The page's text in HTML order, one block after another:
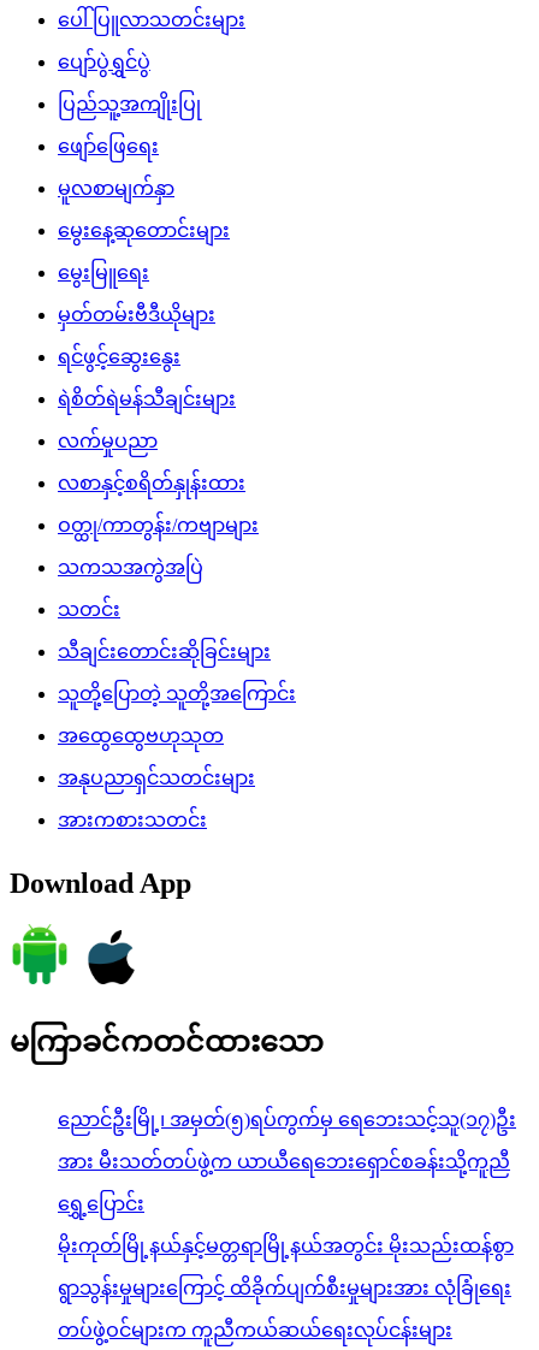
ပေါ်ပြူလာသတင်းများ
ပျော်ပွဲရွှင်ပွဲ
ပြည်သူ့အကျိုးပြု
ဖျော်ဖြေရေး
မူလစာမျက်နှာ
မွေးနေ့ဆုတောင်းများ
မွေးမြူရေး
မှတ်တမ်းဗီဒီယိုများ
ရင်ဖွင့်ဆွေးနွေး
ရဲစိတ်ရဲမန်သီချင်းများ
လက်မှုပညာ
လစာနှင့်စရိတ်နှုန်းထား
ဝတ္ထု/ကာတွန်း/ကဗျာများ
သကသအကွဲအပြဲ
သတင်း
သီချင်းတောင်းဆိုခြင်းများ
သူတို့ပြောတဲ့ သူတို့အကြောင်း
အထွေထွေဗဟုသုတ
အနုပညာရှင်သတင်းများ
အားကစားသတင်း
Download App
မကြာခင်ကတင်ထားသော
ညောင်ဦးမြို့၊ အမှတ်(၅)ရပ်ကွက်မှ ရေဘေးသင့်သူ(၁၇)ဦး
အား မီးသတ်တပ်ဖွဲ့က ယာယီရေဘေးရှောင်စခန်းသို့ကူညီ
ရွှေ့ပြောင်း
မိုးကုတ်မြို့နယ်နှင့်မတ္တရာမြို့နယ်အတွင်း မိုးသည်းထန်စွာ
ရွာသွန်းမှုများကြောင့် ထိခိုက်ပျက်စီးမှုများအား လုံခြုံရေး
တပ်ဖွဲ့ဝင်များက ကူညီကယ်ဆယ်ရေးလုပ်ငန်းများ